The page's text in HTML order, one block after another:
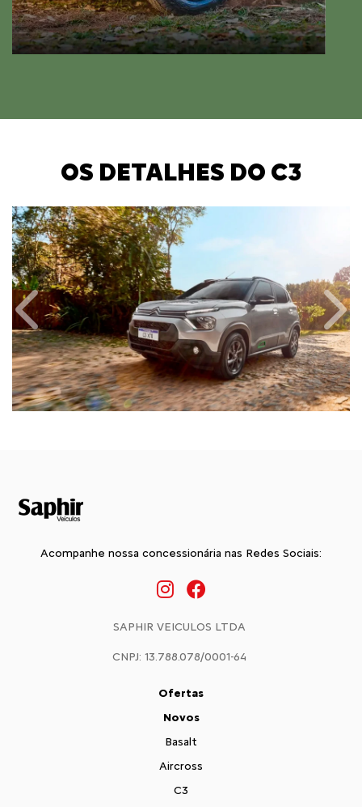
OS DETALHES DO C3
Anterior
Acompanhe nossa concessionária nas Redes Sociais:
SAPHIR VEICULOS LTDA
CNPJ: 13.788.078/0001-64
Ofertas
Novos
Basalt
Aircross
C3